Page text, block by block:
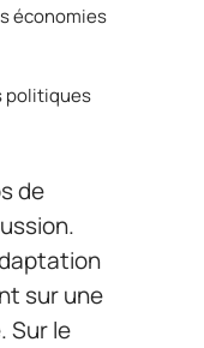
économies
politiques
de
sur une
Sur le